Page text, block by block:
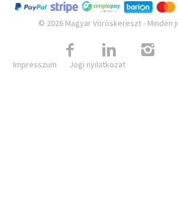
© 2026 Magyar Vöröskereszt - Minden
Impresszum Jogi nyilatkozat